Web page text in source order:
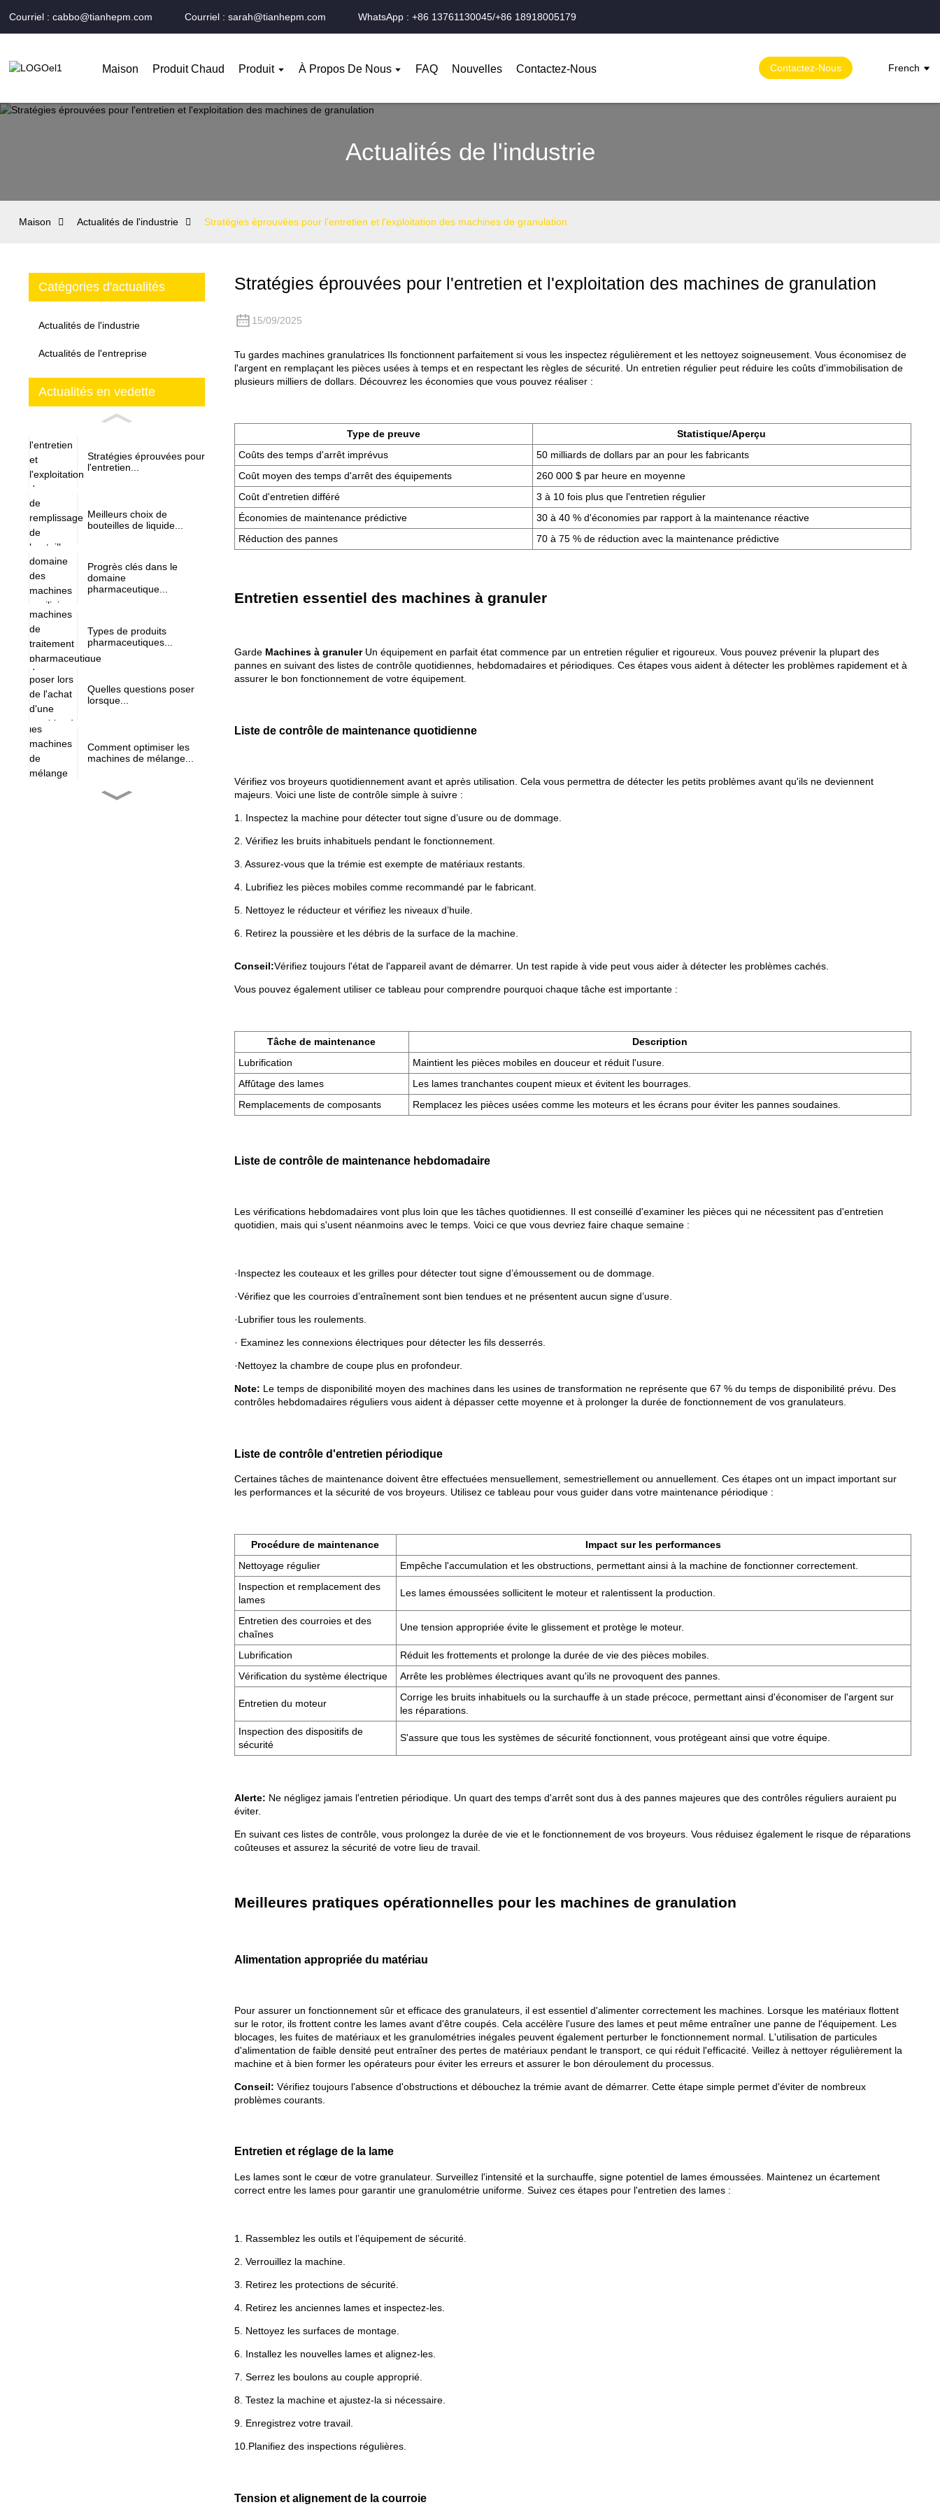
Courriel : cabbo@tianhepm.com Courriel : sarah@tianhepm.com WhatsApp : +86 13761130045/+86 18918005179
Maison Produit Chaud Produit À Propos De Nous FAQ Nouvelles Contactez-Nous Contactez-Nous French
Actualités de l'industrie
Maison Actualités de l'industrie Stratégies éprouvées pour l'entretien et l'exploitation des machines de granulation
Catégories d'actualités
Actualités de l'industrie
Actualités de l'entreprise
Actualités en vedette
Stratégies éprouvées pour
l'entretien...
Meilleurs choix de
bouteilles de liquide...
Progrès clés dans le
domaine
pharmaceutique...
Types de produits
pharmaceutiques...
Quelles questions poser
lorsque...
Comment optimiser les
machines de mélange...
Stratégies éprouvées pour l'entretien et l'exploitation des machines de granulation
15/09/2025
Tu gardes machines granulatrices Ils fonctionnent parfaitement si vous les inspectez régulièrement et les nettoyez soigneusement. Vous économisez de
l'argent en remplaçant les pièces usées à temps et en respectant les règles de sécurité. Un entretien régulier peut réduire les coûts d'immobilisation de
plusieurs milliers de dollars. Découvrez les économies que vous pouvez réaliser :
Type de preuve
Statistique/Aperçu
Coûts des temps d'arrêt imprévus
50 milliards de dollars par an pour les fabricants
Coût moyen des temps d'arrêt des équipements
260 000 $ par heure en moyenne
Coût d'entretien différé
3 à 10 fois plus que l'entretien régulier
Économies de maintenance prédictive
30 à 40 % d'économies par rapport à la maintenance réactive
Réduction des pannes
70 à 75 % de réduction avec la maintenance prédictive
Entretien essentiel des machines à granuler
Garde Machines à granulerUn équipement en parfait état commence par un entretien régulier et rigoureux. Vous pouvez prévenir la plupart des
pannes en suivant des listes de contrôle quotidiennes, hebdomadaires et périodiques. Ces étapes vous aident à détecter les problèmes rapidement et à
assurer le bon fonctionnement de votre équipement.
Liste de contrôle de maintenance quotidienne
Vérifiez vos broyeurs quotidiennement avant et après utilisation. Cela vous permettra de détecter les petits problèmes avant qu'ils ne deviennent
majeurs. Voici une liste de contrôle simple à suivre :
1. Inspectez la machine pour détecter tout signe d’usure ou de dommage.
2. Vérifiez les bruits inhabituels pendant le fonctionnement.
3. Assurez-vous que la trémie est exempte de matériaux restants.
4. Lubrifiez les pièces mobiles comme recommandé par le fabricant.
5. Nettoyez le réducteur et vérifiez les niveaux d’huile.
6. Retirez la poussière et les débris de la surface de la machine.
Conseil:Vérifiez toujours l'état de l'appareil avant de démarrer. Un test rapide à vide peut vous aider à détecter les problèmes cachés.
Vous pouvez également utiliser ce tableau pour comprendre pourquoi chaque tâche est importante :
Tâche de maintenance
Description
Lubrification
Maintient les pièces mobiles en douceur et réduit l'usure.
Affûtage des lames
Les lames tranchantes coupent mieux et évitent les bourrages.
Remplacements de composants
Remplacez les pièces usées comme les moteurs et les écrans pour éviter les pannes soudaines.
Liste de contrôle de maintenance hebdomadaire
Les vérifications hebdomadaires vont plus loin que les tâches quotidiennes. Il est conseillé d'examiner les pièces qui ne nécessitent pas d'entretien
quotidien, mais qui s'usent néanmoins avec le temps. Voici ce que vous devriez faire chaque semaine :
·Inspectez les couteaux et les grilles pour détecter tout signe d’émoussement ou de dommage.
·Vérifiez que les courroies d’entraînement sont bien tendues et ne présentent aucun signe d’usure.
·Lubrifier tous les roulements.
· Examinez les connexions électriques pour détecter les fils desserrés.
·Nettoyez la chambre de coupe plus en profondeur.
Note: Le temps de disponibilité moyen des machines dans les usines de transformation ne représente que 67 % du temps de disponibilité prévu. Des
contrôles hebdomadaires réguliers vous aident à dépasser cette moyenne et à prolonger la durée de fonctionnement de vos granulateurs.
Liste de contrôle d'entretien périodique
Certaines tâches de maintenance doivent être effectuées mensuellement, semestriellement ou annuellement. Ces étapes ont un impact important sur
les performances et la sécurité de vos broyeurs. Utilisez ce tableau pour vous guider dans votre maintenance périodique :
Procédure de maintenance
Impact sur les performances
Nettoyage régulier
Empêche l'accumulation et les obstructions, permettant ainsi à la machine de fonctionner correctement.
Inspection et remplacement des
lames
Les lames émoussées sollicitent le moteur et ralentissent la production.
Entretien des courroies et des
chaînes
Une tension appropriée évite le glissement et protège le moteur.
Lubrification
Réduit les frottements et prolonge la durée de vie des pièces mobiles.
Vérification du système électrique
Arrête les problèmes électriques avant qu'ils ne provoquent des pannes.
Entretien du moteur
Corrige les bruits inhabituels ou la surchauffe à un stade précoce, permettant ainsi d'économiser de l'argent sur
les réparations.
Inspection des dispositifs de
sécurité
S'assure que tous les systèmes de sécurité fonctionnent, vous protégeant ainsi que votre équipe.
Alerte: Ne négligez jamais l'entretien périodique. Un quart des temps d'arrêt sont dus à des pannes majeures que des contrôles réguliers auraient pu
éviter.
En suivant ces listes de contrôle, vous prolongez la durée de vie et le fonctionnement de vos broyeurs. Vous réduisez également le risque de réparations
coûteuses et assurez la sécurité de votre lieu de travail.
Meilleures pratiques opérationnelles pour les machines de granulation
Alimentation appropriée du matériau
Pour assurer un fonctionnement sûr et efficace des granulateurs, il est essentiel d'alimenter correctement les machines. Lorsque les matériaux flottent
sur le rotor, ils frottent contre les lames avant d'être coupés. Cela accélère l'usure des lames et peut même entraîner une panne de l'équipement. Les
blocages, les fuites de matériaux et les granulométries inégales peuvent également perturber le fonctionnement normal. L'utilisation de particules
d'alimentation de faible densité peut entraîner des pertes de matériaux pendant le transport, ce qui réduit l'efficacité. Veillez à nettoyer régulièrement la
machine et à bien former les opérateurs pour éviter les erreurs et assurer le bon déroulement du processus.
Conseil: Vérifiez toujours l'absence d'obstructions et débouchez la trémie avant de démarrer. Cette étape simple permet d'éviter de nombreux
problèmes courants.
Entretien et réglage de la lame
Les lames sont le cœur de votre granulateur. Surveillez l'intensité et la surchauffe, signe potentiel de lames émoussées. Maintenez un écartement
correct entre les lames pour garantir une granulométrie uniforme. Suivez ces étapes pour l'entretien des lames :
1. Rassemblez les outils et l’équipement de sécurité.
2. Verrouillez la machine.
3. Retirez les protections de sécurité.
4. Retirez les anciennes lames et inspectez-les.
5. Nettoyez les surfaces de montage.
6. Installez les nouvelles lames et alignez-les.
7. Serrez les boulons au couple approprié.
8. Testez la machine et ajustez-la si nécessaire.
9. Enregistrez votre travail.
10.Planifiez des inspections régulières.
Tension et alignement de la courroie